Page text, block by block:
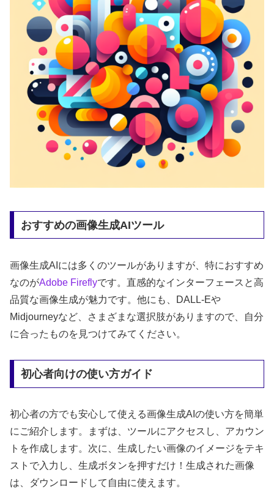
おすすめの画像生成AIツール
画像生成AIには多くのツールがありますが、特におすすめ
なのがAdobe Fireflyです。直感的なインターフェースと高
品質な画像生成が魅力です。他にも、DALL-Eや
Midjourneyなど、さまざまな選択肢がありますので、自分
に合ったものを見つけてみてください。
初心者向けの使い方ガイド
初心者の方でも安心して使える画像生成AIの使い方を簡単
にご紹介します。まずは、ツールにアクセスし、アカウン
トを作成します。次に、生成したい画像のイメージをテキ
ストで入力し、生成ボタンを押すだけ！生成された画像
は、ダウンロードして自由に使えます。